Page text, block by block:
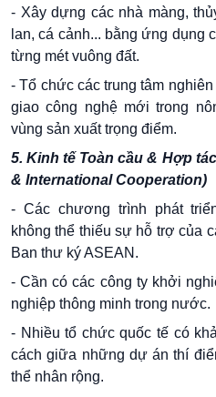
- Xây dựng các nhà màng,
lan, cá cảnh... bằng ứng dụng
từng mét vuông đất.
- Tổ chức các trung tâm
giao công nghệ mới trong
vùng sản xuất trọng điểm.
5. Kinh tế Toàn cầu & Hợp
& International Cooperation)
- Các chương trình phát
không thể thiếu sự hỗ trợ của
Ban thư ký ASEAN.
- Cần có các công ty khởi
nghiệp thông minh trong nước.
- Nhiều tổ chức quốc tế có
cách giữa những dự án thí
thể nhân rộng.